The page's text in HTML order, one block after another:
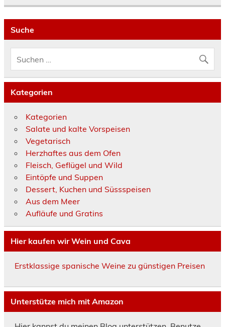
Suche
Kategorien
Kategorien
Salate und kalte Vorspeisen
Vegetarisch
Herzhaftes aus dem Ofen
Fleisch, Geflügel und Wild
Eintöpfe und Suppen
Dessert, Kuchen und Süssspeisen
Aus dem Meer
Aufläufe und Gratins
Hier kaufen wir Wein und Cava
Erstklassige spanische Weine zu günstigen Preisen
Unterstütze mich mit Amazon